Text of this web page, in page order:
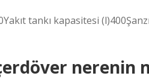
tankı kapasitesi
nerenin